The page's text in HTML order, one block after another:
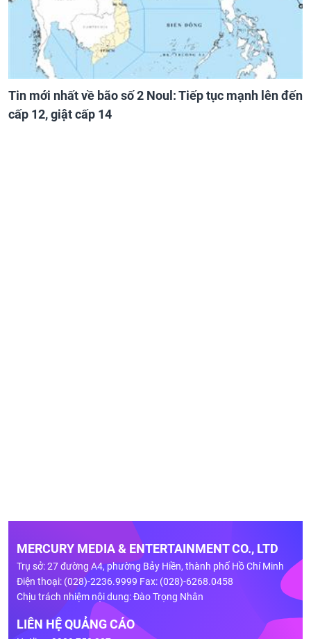
Tin mới nhất về bão số 2 Noul: Tiếp tục mạnh lên đến
cấp 12, giật cấp 14
MERCURY MEDIA & ENTERTAINMENT CO., LTD
Trụ sở: 27 đường A4, phường Bảy Hiền, thành phố Hồ Chí Minh
Điện thoại: (028)-2236.9999 Fax: (028)-6268.0458
Chịu trách nhiệm nội dung: Đào Trọng Nhân
LIÊN HỆ QUẢNG CÁO